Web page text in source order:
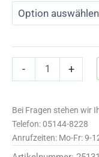
-
m
Menge
+
Bei Fragen stehen wir
Telefon: 05144-8228
Anrufzeiten: Mo-Fr: 9-